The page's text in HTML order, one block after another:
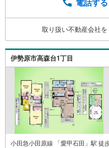
5年度中間期の売買仲
介実績です】※住宅新
に感謝してこれから
す。お家探しを始め
に東宝ハウス町田に相
取り扱い不動産会社
伊勢原市高森台1丁目
小田急小田原線 「愛甲石田」駅 徒